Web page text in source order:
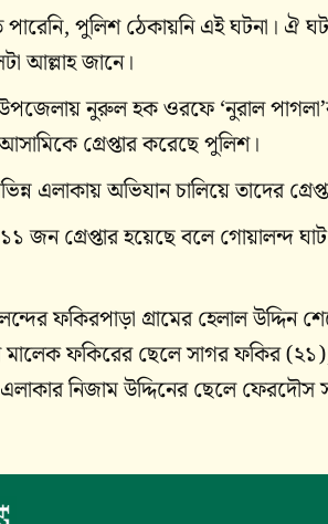
পুলিশ ঠেকায়নি এই ঘটনা। ঐ
আল্লাহ জানে।
উপজেলায় নুরুল হক ওরফে ‘নুরাল
গ্রেপ্তার করেছে পুলিশ।
এলাকায় অ‌ভিযান চা‌লি‌য়ে তা‌দের
জন গ্রেপ্তার হ‌য়েছে ব‌লে গোয়ালন্দ
ফ‌কিরপাড়া গ্রা‌মের হেলাল
মা‌লেক ফকি‌রের ছে‌লে সাগর ফ‌কির
নিজাম উ‌দ্দি‌নের ছে‌লে